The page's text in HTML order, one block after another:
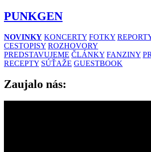
PUNKGEN
NOVINKY KONCERTY FOTKY
CESTOPISY ROZHOVORY
PREDSTAVUJEME ČLÁNKY FANZINY
RECEPTY SÚŤAŽE GUESTBOOK
Zaujalo nás: